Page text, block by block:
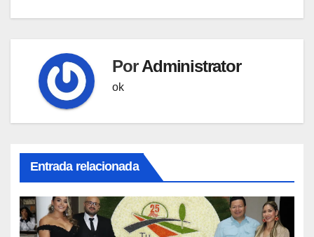
PorAdministrator
ok
Entrada relacionada